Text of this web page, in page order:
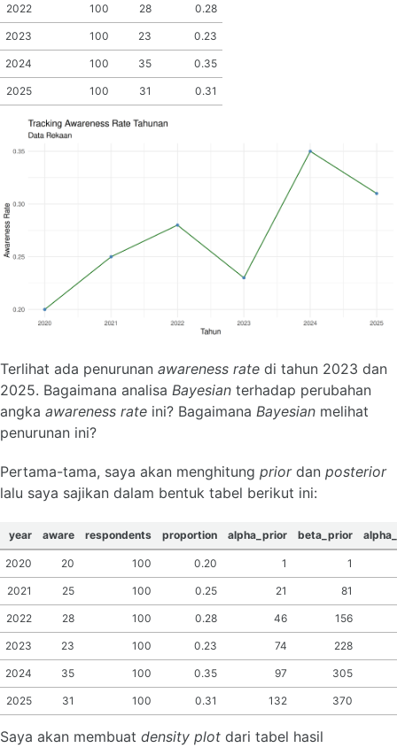
2022 100 28 0.28
2023 100 23 0.23
2024 100 35 0.35
2025 100 31 0.31
Terlihat ada penurunan awareness rate di tahun 2023 dan
2025. Bagaimana analisa Bayesian terhadap perubahan
angka awareness rate ini? Bagaimana Bayesian melihat
penurunan ini?
Pertama-tama, saya akan menghitung priordan posterior
lalu saya sajikan dalam bentuk tabel berikut ini:
year aware respondents proportion alpha_prior beta_prior
2020 20 100 0.20 1 1
2021 25 100 0.25 21 81
2022 28 100 0.28 46 156
2023 23 100 0.23 74 228
2024 35 100 0.35 97 305
2025 31 100 0.31 132 370
Saya akan membuat density plot dari tabel hasil